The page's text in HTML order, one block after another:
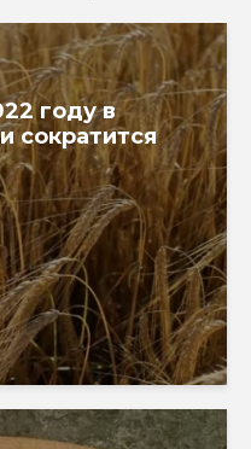
году в
сократится